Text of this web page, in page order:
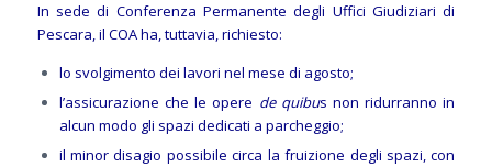
In sede di Conferenza Permanente degli Uffici Giudiziari di
Pescara, il COA ha, tuttavia, richiesto:
lo svolgimento dei lavori nel mese di agosto;
l’assicurazione che le opere de quibus non ridurranno in
alcun modo gli spazi dedicati a parcheggio;
il minor disagio possibile circa la fruizione degli spazi, con